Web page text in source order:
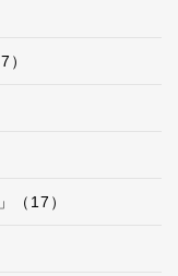
（17）